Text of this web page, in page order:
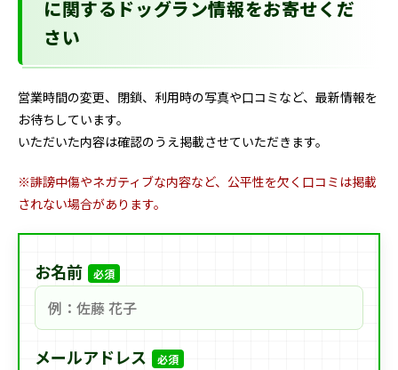
に関するドッグラン情報をお寄せくだ
さい
営業時間の変更、閉鎖、利用時の写真や口コミなど、最新情報を
お待ちしています。
いただいた内容は確認のうえ掲載させていただきます。
※誹謗中傷やネガティブな内容など、公平性を欠く口コミは掲載
されない場合があります。
お名前 必須
メールアドレス 必須